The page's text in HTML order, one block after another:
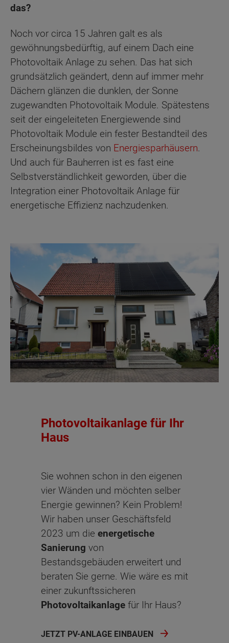
das?
Noch vor circa 15 Jahren galt es als
gewöhnungsbedürftig, auf einem Dach eine
Photovoltaik Anlage zu sehen. Das hat sich
grundsätzlich geändert, denn auf immer mehr
Dächern glänzen die dunklen, der Sonne
zugewandten Photovoltaik Module. Spätestens
seit der eingeleiteten Energiewende sind
Photovoltaik Module ein fester Bestandteil des
Erscheinungsbildes von Energiesparhäusern.
Und auch für Bauherren ist es fast eine
Selbstverständlichkeit geworden, über die
Integration einer Photovoltaik Anlage für
energetische Effizienz nachzudenken.
Photovoltaikanlage für Ihr
Haus
Sie wohnen schon in den eigenen
vier Wänden und möchten selber
Energie gewinnen? Kein Problem!
Wir haben unser Geschäftsfeld
2023 um die energetische
Sanierung von
Bestandsgebäuden erweitert und
beraten Sie gerne. Wie wäre es mit
einer zukunftssicheren
Photovoltaikanlage für Ihr Haus?
JETZT PV-ANLAGE EINBAUEN